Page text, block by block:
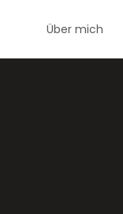
Über mich